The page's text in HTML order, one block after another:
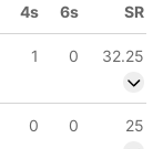
4s 6s SR
1 0
32.25
0 0
25